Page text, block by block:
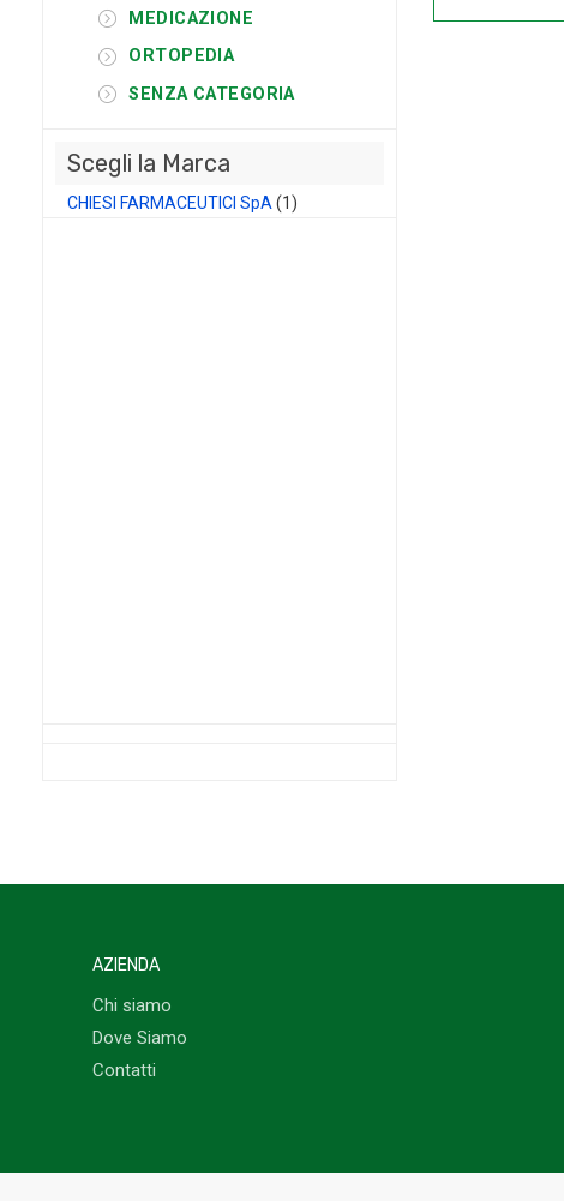
MEDICAZIONE
ORTOPEDIA
SENZA CATEGORIA
Scegli la Marca
CHIESI FARMACEUTICI SpA (1)
AZIENDA
Chi siamo
Dove Siamo
Contatti